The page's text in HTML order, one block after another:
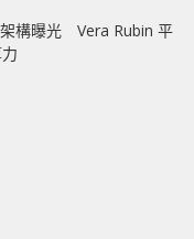
構曝光 Vera Rubin 平